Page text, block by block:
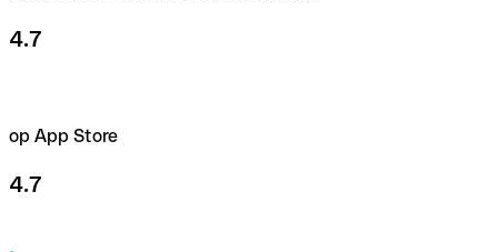
4.7
op App Store
4.7